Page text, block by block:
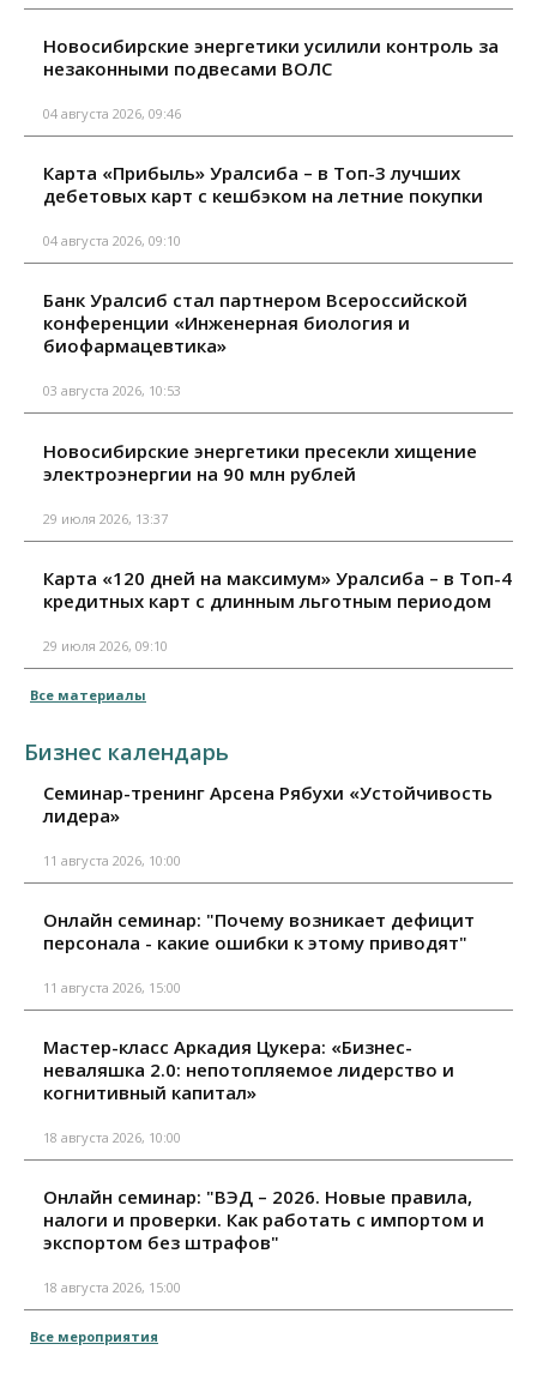
Новосибирские энергетики усилили контроль за
незаконными подвесами ВОЛС
04 августа 2026, 09:46
Карта «Прибыль» Уралсиба – в Топ-3 лучших
дебетовых карт с кешбэком на летние покупки
04 августа 2026, 09:10
Банк Уралсиб стал партнером Всероссийской
конференции «Инженерная биология и
биофармацевтика»
03 августа 2026, 10:53
Новосибирские энергетики пресекли хищение
электроэнергии на 90 млн рублей
29 июля 2026, 13:37
Карта «120 дней на максимум» Уралсиба – в Топ-4
кредитных карт с длинным льготным периодом
29 июля 2026, 09:10
Все материалы
Бизнес календарь
Семинар-тренинг Арсена Рябухи «Устойчивость
лидера»
11 августа 2026, 10:00
Онлайн семинар: "Почему возникает дефицит
персонала - какие ошибки к этому приводят"
11 августа 2026, 15:00
Мастер-класс Аркадия Цукера: «Бизнес-
неваляшка 2.0: непотопляемое лидерство и
когнитивный капитал»
18 августа 2026, 10:00
Онлайн семинар: "ВЭД – 2026. Новые правила,
налоги и проверки. Как работать с импортом и
экспортом без штрафов"
18 августа 2026, 15:00
Все мероприятия